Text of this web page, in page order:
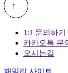
1:1 문의하기
카카오톡 문
오시는길